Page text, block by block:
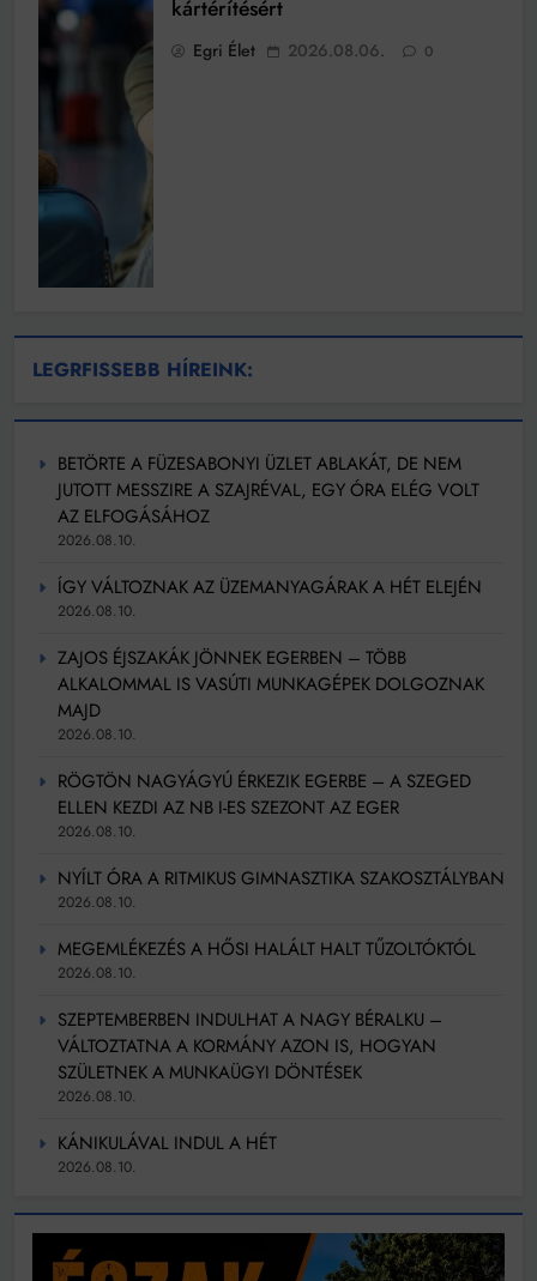
kártérítésért
Egri Élet 2026.08.06. 0
LEGRFISSEBB HÍREINK:
BETÖRTE A FÜZESABONYI ÜZLET ABLAKÁT, DE NEM
JUTOTT MESSZIRE A SZAJRÉVAL, EGY ÓRA ELÉG VOLT
AZ ELFOGÁSÁHOZ
2026.08.10.
ÍGY VÁLTOZNAK AZ ÜZEMANYAGÁRAK A HÉT ELEJÉN
2026.08.10.
ZAJOS ÉJSZAKÁK JÖNNEK EGERBEN – TÖBB
ALKALOMMAL IS VASÚTI MUNKAGÉPEK DOLGOZNAK
MAJD
2026.08.10.
RÖGTÖN NAGYÁGYÚ ÉRKEZIK EGERBE – A SZEGED
ELLEN KEZDI AZ NB I-ES SZEZONT AZ EGER
2026.08.10.
NYÍLT ÓRA A RITMIKUS GIMNASZTIKA SZAKOSZTÁLYBAN
2026.08.10.
MEGEMLÉKEZÉS A HŐSI HALÁLT HALT TŰZOLTÓKTÓL
2026.08.10.
SZEPTEMBERBEN INDULHAT A NAGY BÉRALKU –
VÁLTOZTATNA A KORMÁNY AZON IS, HOGYAN
SZÜLETNEK A MUNKAÜGYI DÖNTÉSEK
2026.08.10.
KÁNIKULÁVAL INDUL A HÉT
2026.08.10.